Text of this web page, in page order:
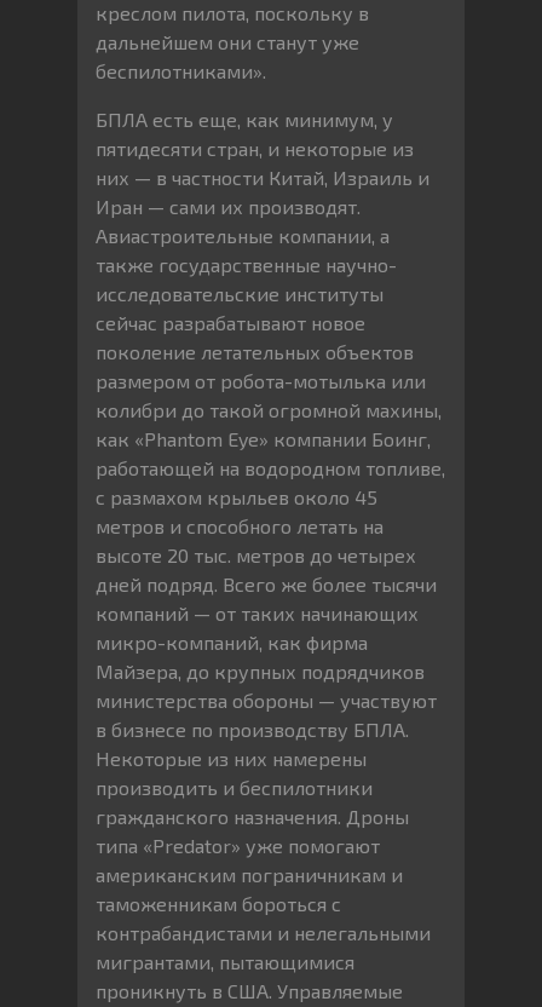
креслом пилота, поскольку в
дальнейшем они станут уже
беспилотниками».
БПЛА есть еще, как минимум, у
пятидесяти стран, и некоторые из
них — в частности Китай, Израиль и
Иран — сами их производят.
Авиастроительные компании, а
также государственные научно-
исследовательские институты
сейчас разрабатывают новое
поколение летательных объектов
размером от робота-мотылька или
колибри до такой огромной махины,
как «Phantom Eye» компании Боинг,
работающей на водородном топливе,
с размахом крыльев около 45
метров и способного летать на
высоте 20 тыс. метров до четырех
дней подряд. Всего же более тысячи
компаний — от таких начинающих
микро-компаний, как фирма
Майзера, до крупных подрядчиков
министерства обороны — участвуют
в бизнесе по производству БПЛА.
Некоторые из них намерены
производить и беспилотники
гражданского назначения. Дроны
типа «Predator» уже помогают
американским пограничникам и
таможенникам бороться с
контрабандистами и нелегальными
мигрантами, пытающимися
проникнуть в США. Управляемые